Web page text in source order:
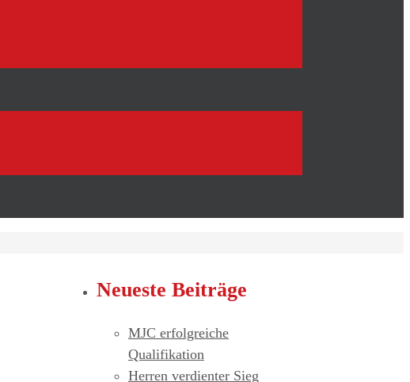
Neueste Beiträge
MJC erfolgreiche
Qualifikation
Herren verdienter Sieg